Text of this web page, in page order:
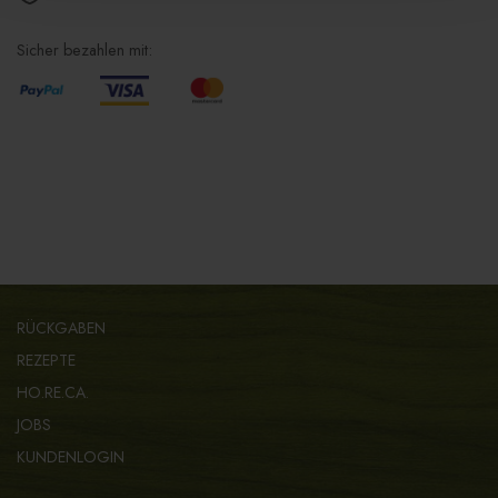
Sicher bezahlen mit:
RÜCKGABEN
REZEPTE
HO.RE.CA.
JOBS
KUNDENLOGIN